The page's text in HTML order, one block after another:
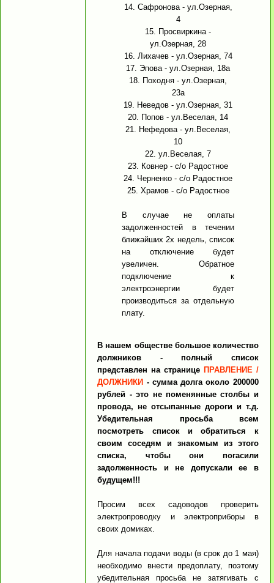
14. Сафронова - ул.Озерная,
4
15. Просвиркина -
ул.Озерная, 28
16. Лихачев - ул.Озерная, 74
17. Эпова - ул.Озерная, 18а
18. Походня - ул.Озерная,
23а
19. Неведов - ул.Озерная, 31
20. Попов - ул.Веселая, 14
21. Нефедова - ул.Веселая,
10
22. ул.Веселая, 7
23. Ковнер - с/о Радостное
24. Черненко - с/о Радостное
25. Храмов - с/о Радостное
В случае не оплаты
задолженностей в течении
ближайших 2х недель, список
на отключение будет
увеличен. Обратное
подключение к
электроэнергии будет
производиться за отдельную
плату.
В нашем обществе большое количество
должников - полный список
представлен на странице ПРАВЛЕНИЕ /
ДОЛЖНИКИ - сумма долга около 200000
рублей - это не поменянные столбы и
провода, не отсыпанные дороги и т.д.
Убедительная просьба всем
посмотреть список и обратиться к
своим соседям и знакомым из этого
списка, чтобы они погасили
задолженность и не допускали ее в
будущем!!!
Просим всех садоводов проверить
электропроводку и электроприборы в
своих домиках.
Для начала подачи воды (в срок до 1 мая)
необходимо внести предоплату, поэтому
убедительная просьба не затягивать с